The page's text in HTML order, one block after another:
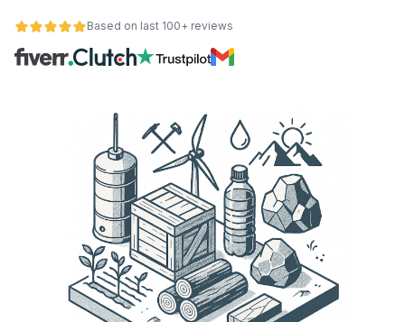
Based on last 100+ reviews